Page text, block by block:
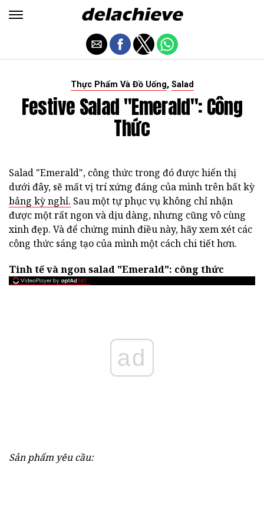
Thực Phẩm Và Đồ Uống, Salad
Festive Salad "Emerald": Công
Thức
Salad "Emerald", công thức trong đó được hiển thị
dưới đây, sẽ mất vị trí xứng đáng của mình trên bất kỳ
bảng kỳ nghỉ. Sau một tự phục vụ không chỉ nhận
được một rất ngon và dịu dàng, nhưng cũng vô cùng
xinh đẹp. Và để chứng minh điều này, hãy xem xét các
công thức sáng tạo của mình một cách chi tiết hơn.
Tinh tế và ngon salad "Emerald": công thức
ad
Sản phẩm yêu cầu: